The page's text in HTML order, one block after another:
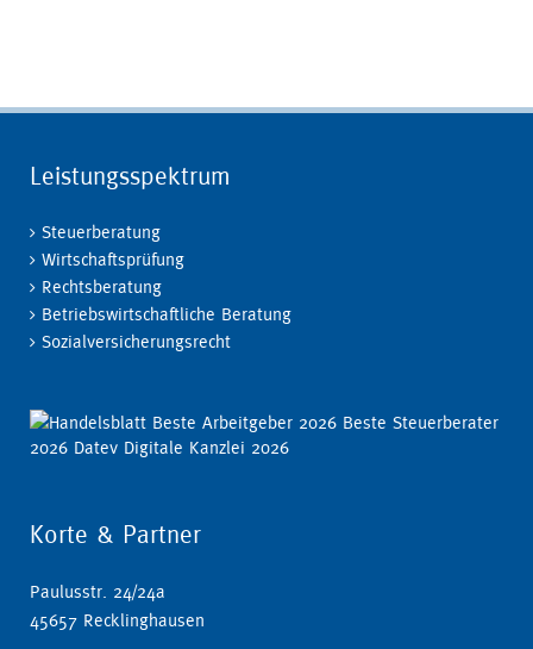
Leistungsspektrum
Steuerberatung
Wirtschaftsprüfung
Rechtsberatung
Betriebswirtschaftliche Beratung
Sozialversicherungsrecht
Korte & Partner
Paulusstr. 24/24a
45657 Recklinghausen